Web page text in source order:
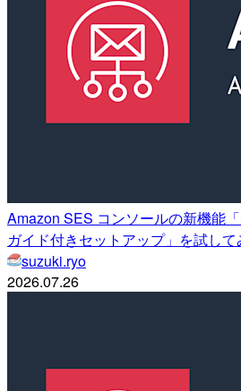
Amazon SES コンソールの新機能
ガイド付きセットアップ」を試して
suzuki.ryo
2026.07.26